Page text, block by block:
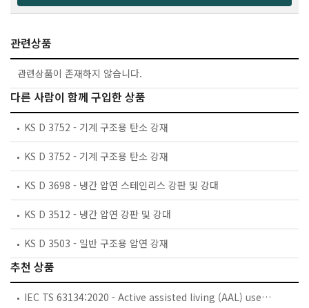
관련상품
관련상품이 존재하지 않습니다.
다른 사람이 함께 구입한 상품
KS D 3752 - 기계 구조용 탄소 강재
KS D 3752 - 기계 구조용 탄소 강재
KS D 3698 - 냉간 압연 스테인리스 강판 및 강대
KS D 3512 - 냉간 압연 강판 및 강대
KS D 3503 - 일반 구조용 압연 강재
추천 상품
IEC TS 63134:2020 - Active assisted living (AAL) use cases